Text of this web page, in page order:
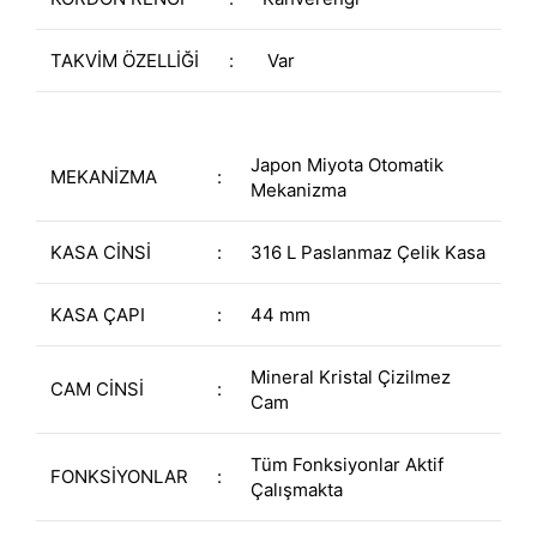
TAKVİM ÖZELLİĞİ : Var
MEKANİZMA :
Japon Miyota Otomatik
Mekanizma
KASA CİNSİ : 316 L Paslanmaz Çelik Kasa
KASA ÇAPI : 44 mm
CAM CİNSİ :
Mineral Kristal Çizilmez
Cam
FONKSİYONLAR :
Tüm Fonksiyonlar Aktif
Çalışmakta